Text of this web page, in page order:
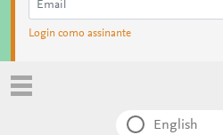
Login como assinante
English